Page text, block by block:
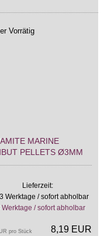
Vorrätig
MARINE
PELLETS Ø3MM
Lieferzeit:
Werktage / sofort abholbar
8,19 EUR
pro Stück